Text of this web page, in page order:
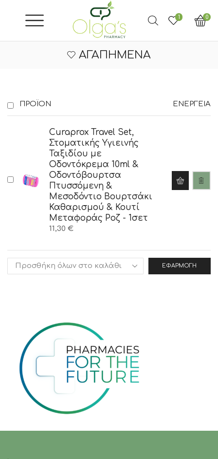
1 0
ΑΓΑΠΗΜΈΝΑ
ΠΡΟΪΌΝ ΕΝΈΡΓΕΙΑ
Curaprox Travel Set,
Στοματικής Υγιεινής
Ταξιδίου με
Οδοντόκρεμα 10ml &
Οδοντόβουρτσα
Πτυσσόμενη &
Μεσοδόντιο Βουρτσάκι
Καθαρισμού & Κουτί
Μεταφοράς Ροζ - 1σετ
11,30 €
ΕΦΑΡΜΟΓΉ